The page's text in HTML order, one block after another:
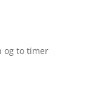
og to timer